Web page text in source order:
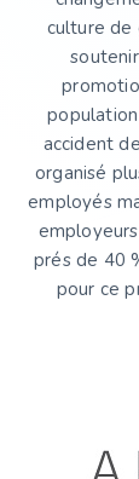
culture de
accident
organisé
employés
prés de 40
pour ce